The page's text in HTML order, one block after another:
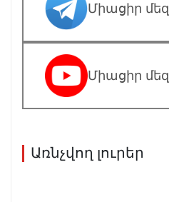
Միացիր մեզ
Միացիր մեզ
Առնչվող լուրեր